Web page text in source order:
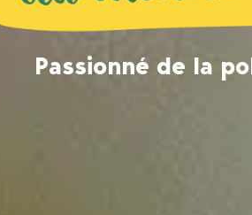
Passionné de la